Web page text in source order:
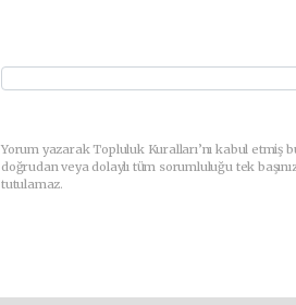
Yorum yazarak Topluluk Kuralları’nı kabul etmiş
doğrudan veya dolaylı tüm sorumluluğu tek
tutulamaz.